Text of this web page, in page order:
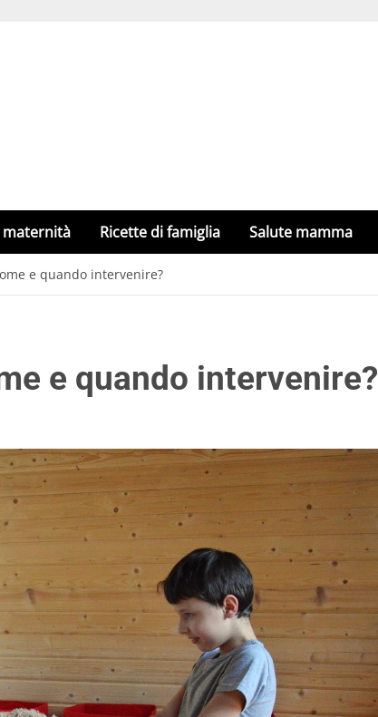
maternità Ricette di famiglia Salute mamma
e quando intervenire?
e quando intervenire?